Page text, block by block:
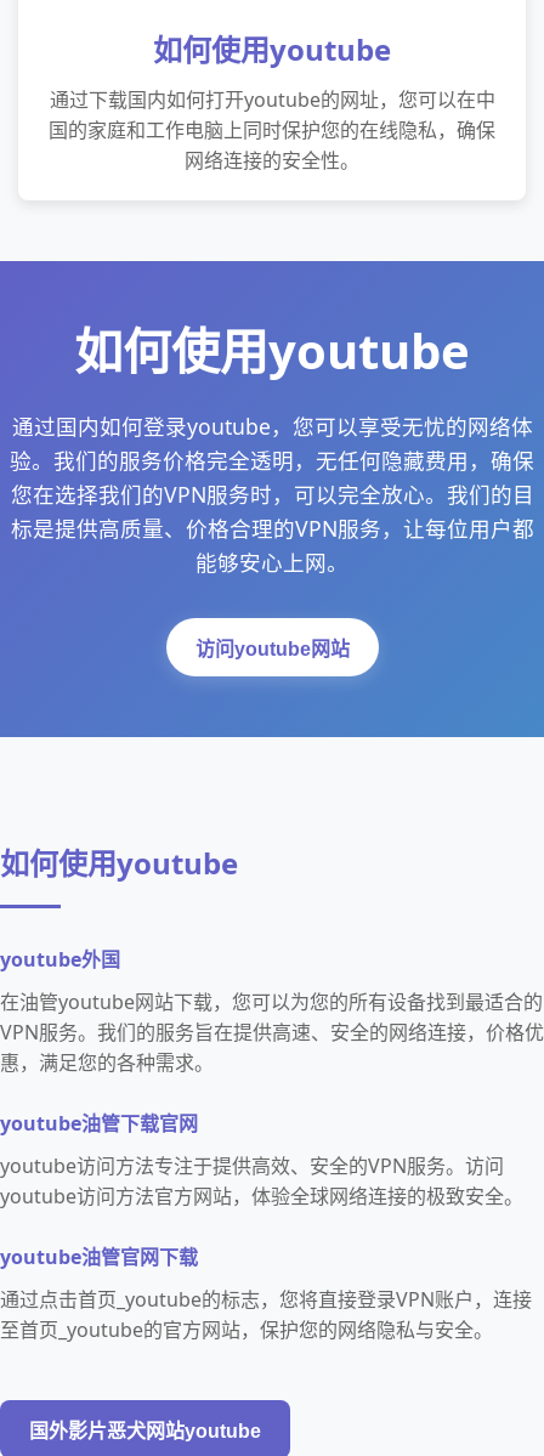
如何使用youtube
通过下载国内如何打开youtube的网址，您可以在中
国的家庭和工作电脑上同时保护您的在线隐私，确保
网络连接的安全性。
如何使用youtube
通过国内如何登录youtube，您可以享受无忧的网络体
验。我们的服务价格完全透明，无任何隐藏费用，确保
您在选择我们的VPN服务时，可以完全放心。我们的目
标是提供高质量、价格合理的VPN服务，让每位用户都
能够安心上网。
访问youtube网站
如何使用youtube
youtube外国
在油管youtube网站下载，您可以为您的所有设备找到最适合的
VPN服务。我们的服务旨在提供高速、安全的网络连接，价格优
惠，满足您的各种需求。
youtube油管下载官网
youtube访问方法专注于提供高效、安全的VPN服务。访问
youtube访问方法官方网站，体验全球网络连接的极致安全。
youtube油管官网下载
通过点击首页_youtube的标志，您将直接登录VPN账户，连接
至首页_youtube的官方网站，保护您的网络隐私与安全。
国外影片恶犬网站youtube